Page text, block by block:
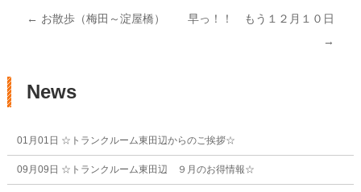
投稿ナビゲーション
← お散歩（梅田～淀屋橋）
早っ！！ もう１２月１０日
→
News
01月01日 ☆トランクルーム東田辺からのご挨拶☆
09月09日 ☆トランクルーム東田辺 ９月のお得情報☆